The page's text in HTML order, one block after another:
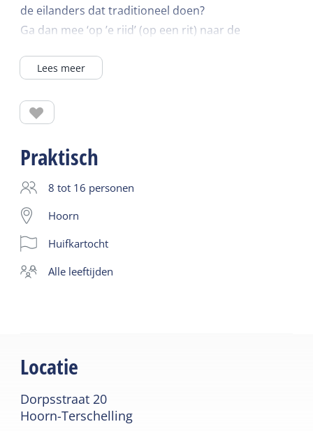
de eilanders dat traditioneel doen?
Ga dan mee ‘op ’e riid’ (op een rit) naar de
eilandkok Flang Cupido! Deze zomer nemen we ze
we onderweg om pofkes en gebakken vis te eten.
Met een fris drankje erbij en een wijntje voor de
liefhebber. Onderweg vertelt Rients mooie
verhalen. En hij schenkt natuurlijk een glaasje
jutter!
We starten bij huifkarbedrijf Terpstra in Hoorn om
10.30 uur, maken een tocht van drie uur met
onderweg een lunchstop. Je bent dus om 13.30 uur
Lees meer
Praktisch
8 tot 16 personen
Hoorn
Huifkartocht
alle leeftijden
Locatie
Dorpsstraat 20
Hoorn-Terschelling